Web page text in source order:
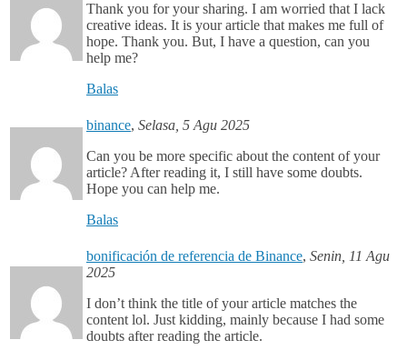
Thank you for your sharing. I am worried that I lack
creative ideas. It is your article that makes me full of
hope. Thank you. But, I have a question, can you
help me?
Balas
binance, Selasa, 5 Agu 2025
Can you be more specific about the content of your
article? After reading it, I still have some doubts.
Hope you can help me.
Balas
bonificación de referencia de Binance, Senin, 11 Agu
2025
I don’t think the title of your article matches the
content lol. Just kidding, mainly because I had some
doubts after reading the article.